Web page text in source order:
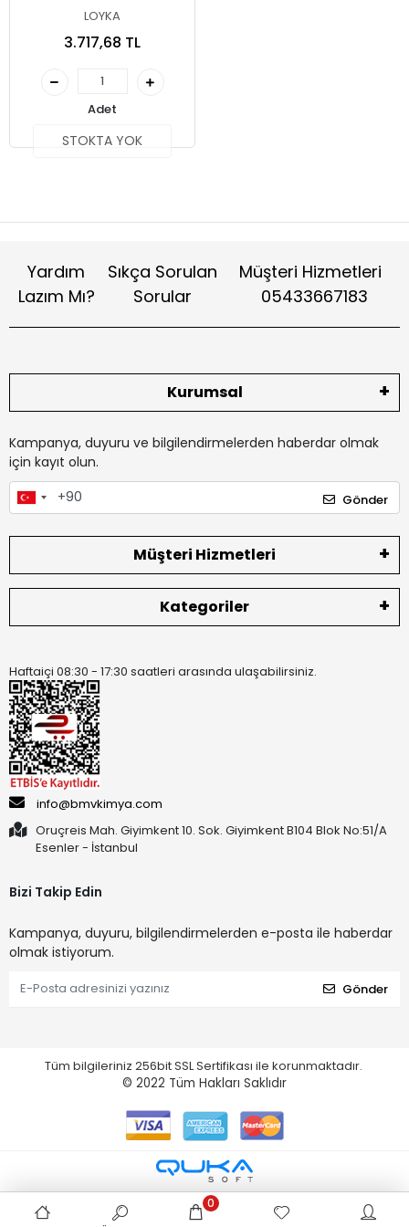
Elektromanyetik Alan
LOYKA
3.717,68 TL
Adet
STOKTA YOK
Yardım
Lazım Mı?
Sıkça Sorulan
Sorular
Müşteri Hizmetleri
05433667183
Kurumsal
Kampanya, duyuru ve bilgilendirmelerden haberdar olmak
için kayıt olun.
Gönder
Müşteri Hizmetleri
Kategoriler
Haftaiçi 08:30 - 17:30 saatleri arasında ulaşabilirsiniz.
info@bmvkimya.com
Oruçreis Mah. Giyimkent 10. Sok. Giyimkent B104 Blok No:51/A
Esenler - İstanbul
Bizi Takip Edin
Kampanya, duyuru, bilgilendirmelerden e-posta ile haberdar
olmak istiyorum.
Gönder
Tüm bilgileriniz 256bit SSL Sertifikası ile korunmaktadır.
© 2022 Tüm Hakları Saklıdır
0